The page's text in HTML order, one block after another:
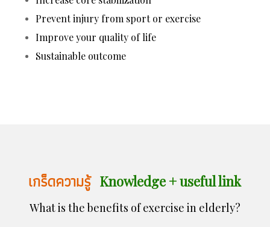
Prevent injury from sport or exercise
Improve your quality of life
Sustainable outcome
เกร็ดความรู้ Knowledge + useful link
What is the benefits of exercise in elderly?